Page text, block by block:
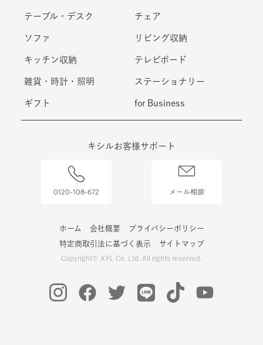
テーブル・デスク チェア
ソファ リビング収納
キッチン収納 テレビボード
雑貨・時計・照明 ステーショナリー
ギフト for Business
キシルお客様サポート
0120-108-672 メール相談
ホーム 会社概要
プライバシーポリシー
特定商取引法に基づく表示
サイトマップ
Copyright© XYL Co. Ltd. All rights reserved.